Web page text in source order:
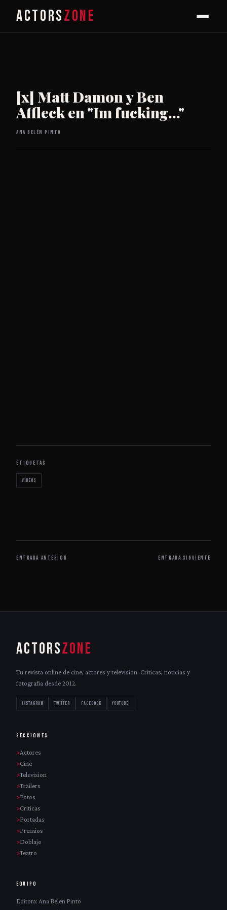
ACTORSZONE
[x] Matt Damon y Ben
Affleck en "Im fucking..."
Ana Belén Pinto
ETIQUETAS
Videos
ENTRADA ANTERIOR ENTRADA SIGUIENTE
ACTORSZONE
Tu revista online de cine, actores y television. Criticas, noticias y
fotografia desde 2012.
INSTAGRAM TWITTER FACEBOOK YOUTUBE
SECCIONES
Actores
Cine
Television
Trailers
Fotos
Criticas
Portadas
Premios
Doblaje
Teatro
EQUIPO
Editora: Ana Belen Pinto